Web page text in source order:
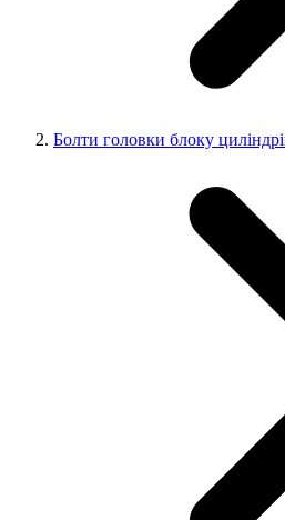
Болти головки блоку